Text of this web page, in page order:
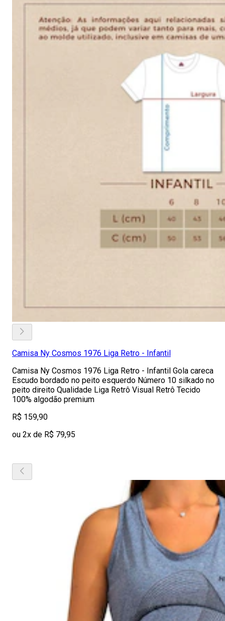
Camisa Ny Cosmos 1976 Liga Retro - Infantil
Camisa Ny Cosmos 1976 Liga Retro - Infantil Gola careca
Escudo bordado no peito esquerdo Número 10 silkado no
peito direito Qualidade Liga Retrô Visual Retrô Tecido
100% algodão premium
R$ 159,90
ou 2x de R$ 79,95